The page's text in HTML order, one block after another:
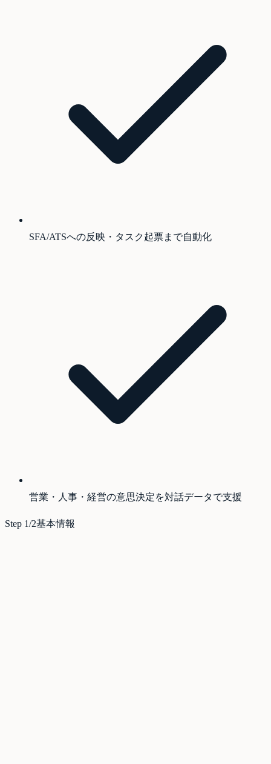
SFA/ATSへの反映・タスク起票まで自動化
営業・人事・経営の意思決定を対話データで支援
Step 1/2基本情報